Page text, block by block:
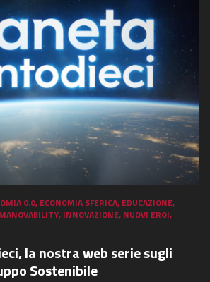
0.0, ECONOMIA SFERICA, EDUCAZIONE,
, INNOVAZIONE, NUOVI EROI,
la nostra web serie sugli
Sostenibile